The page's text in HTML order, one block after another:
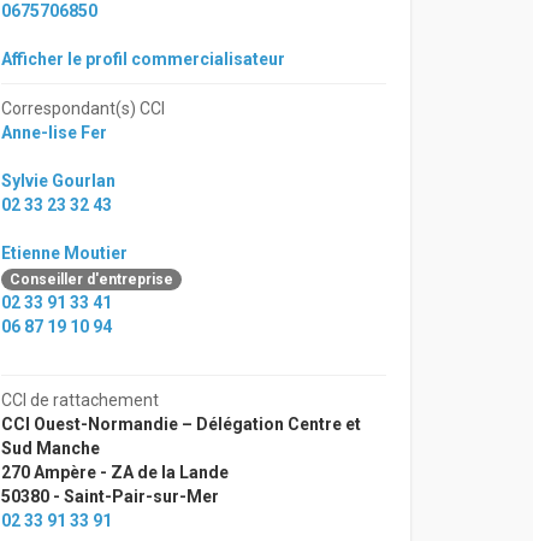
0675706850
Afficher le profil commercialisateur
Correspondant(s) CCI
Anne-lise Fer
Sylvie Gourlan
02 33 23 32 43
Etienne Moutier
Conseiller d'entreprise
02 33 91 33 41
06 87 19 10 94
CCI de rattachement
CCI Ouest-Normandie – Délégation Centre et
Sud Manche
270 Ampère - ZA de la Lande
50380 - Saint-Pair-sur-Mer
02 33 91 33 91